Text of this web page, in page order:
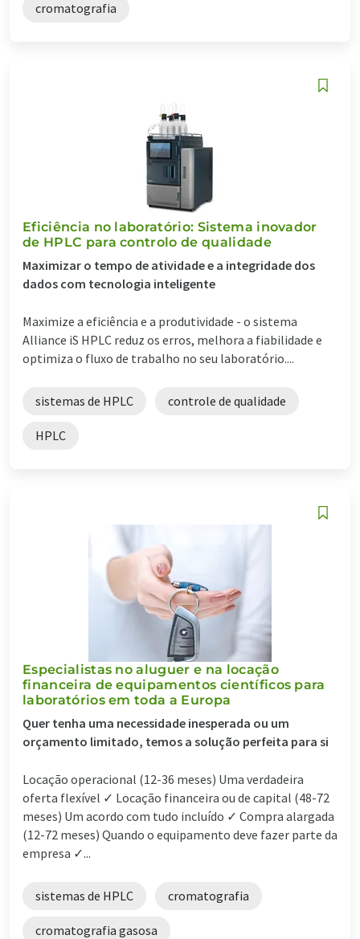
cromatografia
Eficiência no laboratório: Sistema inovador
de HPLC para controlo de qualidade
Maximizar o tempo de atividade e a integridade dos
dados com tecnologia inteligente
Maximize a eficiência e a produtividade - o sistema
Alliance iS HPLC reduz os erros, melhora a fiabilidade e
optimiza o fluxo de trabalho no seu laboratório....
sistemas de HPLC controle de qualidade
HPLC
Especialistas no aluguer e na locação
financeira de equipamentos científicos para
laboratórios em toda a Europa
Quer tenha uma necessidade inesperada ou um
orçamento limitado, temos a solução perfeita para si
Locação operacional (12-36 meses) Uma verdadeira
oferta flexível ✓ Locação financeira ou de capital (48-72
meses) Um acordo com tudo incluído ✓ Compra alargada
(12-72 meses) Quando o equipamento deve fazer parte da
empresa ✓...
sistemas de HPLC cromatografia
cromatografia gasosa